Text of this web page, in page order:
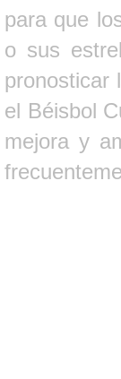
para que
o sus
pronosticar
el Béisbol
mejora y